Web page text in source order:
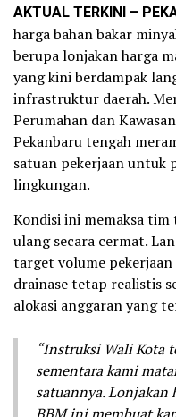
AKTUAL TERKINI –
harga bahan bakar
berupa lonjakan harga
yang kini berdampak
infrastruktur daerah.
Perumahan dan
Pekanbaru tengah
satuan pekerjaan untuk
lingkungan.
Kondisi ini memaksa
ulang secara cermat.
target volume pekerjaan
drainase tetap realistis
alokasi anggaran yang
“Instruksi Wali Kota
sementara kami
satuannya. Lonjakan